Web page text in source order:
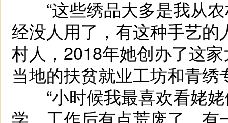
“这些绣品大多是我从农
经没人用了，有这种手艺的
村人，2018年她创办了这
当地的扶贫就业工坊和青绣
“小时候我最喜欢看姥姥